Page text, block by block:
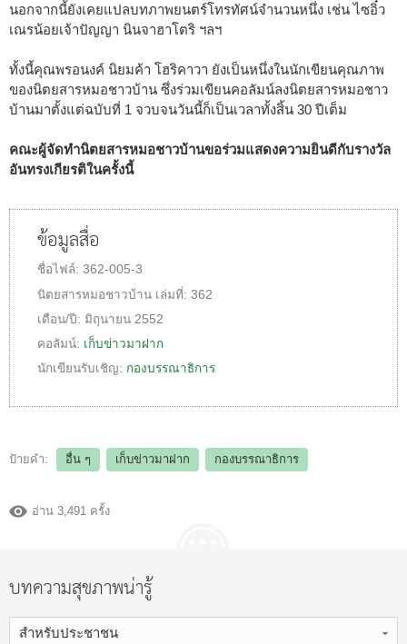
นอกจากนี้ยังเคยแปลบทภาพยนตร์โทรทัศน์จำนวนหนึ่ง เช่น ไซอิ๋ว
เณรน้อยเจ้าปัญญา นินจาฮาโตริ ฯลฯ
ทั้งนี้คุณพรอนงค์ นิยมค้า โฮริคาวา ยังเป็นหนึ่งในนักเขียนคุณภาพ
ของนิตยสารหมอชาวบ้าน ซึ่งร่วมเขียนคอลัมน์ลงนิตยสารหมอชาว
บ้านมาตั้งแต่ฉบับที่ 1 จวบจนวันนี้ก็เป็นเวลาทั้งสิ้น 30 ปีเต็ม
คณะผู้จัดทำนิตยสารหมอชาวบ้านขอร่วมแสดงความยินดีกับรางวัล
อันทรงเกียรติในครั้งนี้
ข้อมูลสื่อ
ชื่อไฟล์: 362-005-3
นิตยสารหมอชาวบ้าน เล่มที่: 362
เดือน/ปี: มิถุนายน 2552
คอลัมน์: เก็บข่าวมาฝาก
นักเขียนรับเชิญ: กองบรรณาธิการ
ป้ายคำ: อื่น ๆ เก็บข่าวมาฝาก กองบรรณาธิการ
อ่าน 3,491 ครั้ง
บทความสุขภาพน่ารู้
สำหรับประชาชน